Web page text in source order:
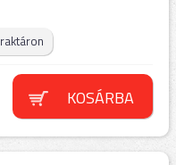
raktáron
KOSÁRBA